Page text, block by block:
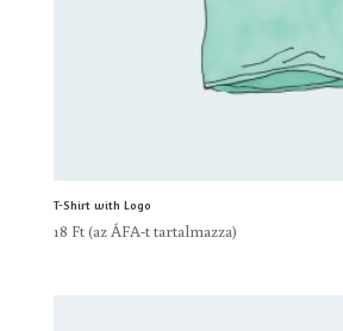
T-Shirt with Logo
18 Ft(az ÁFA-t tartalmazza)